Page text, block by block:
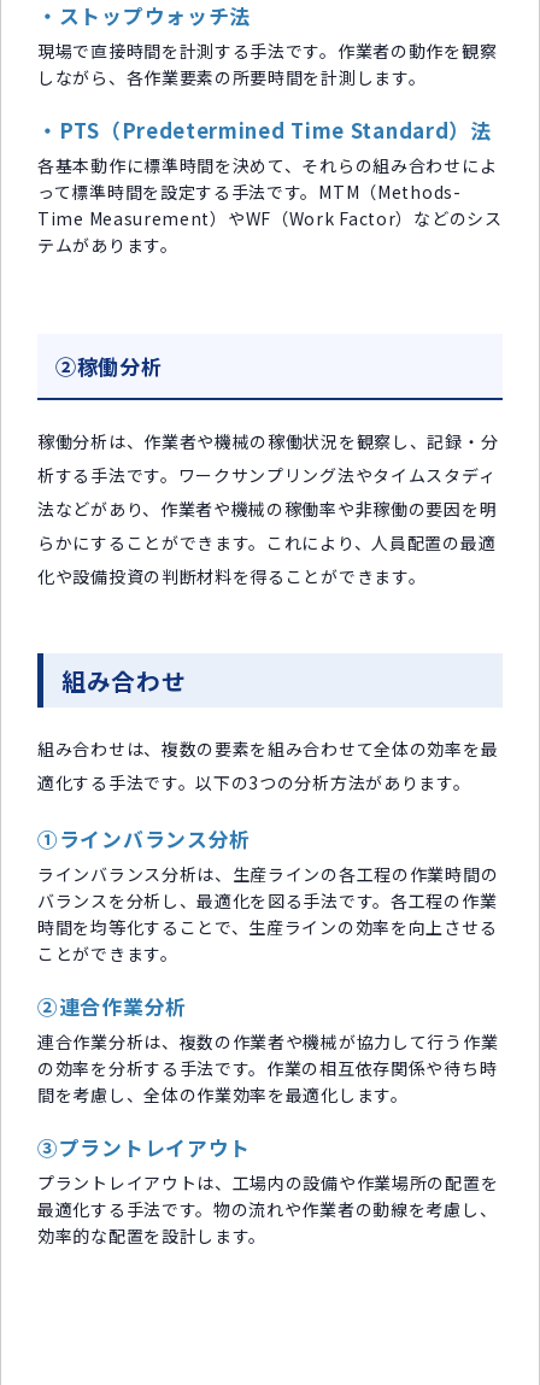
・ストップウォッチ法
現場で直接時間を計測する手法です。作業者の動作を観察
しながら、各作業要素の所要時間を計測します。
・PTS（Predetermined Time Standard）法
各基本動作に標準時間を決めて、それらの組み合わせによ
って標準時間を設定する手法です。MTM（Methods-
Time Measurement）やWF（Work Factor）などのシス
テムがあります。
②稼働分析
稼働分析は、作業者や機械の稼働状況を観察し、記録・分
析する手法です。ワークサンプリング法やタイムスタディ
法などがあり、作業者や機械の稼働率や非稼働の要因を明
らかにすることができます。これにより、人員配置の最適
化や設備投資の判断材料を得ることができます。
組み合わせ
組み合わせは、複数の要素を組み合わせて全体の効率を最
適化する手法です。以下の3つの分析方法があります。
①ラインバランス分析
ラインバランス分析は、生産ラインの各工程の作業時間の
バランスを分析し、最適化を図る手法です。各工程の作業
時間を均等化することで、生産ラインの効率を向上させる
ことができます。
②連合作業分析
連合作業分析は、複数の作業者や機械が協力して行う作業
の効率を分析する手法です。作業の相互依存関係や待ち時
間を考慮し、全体の作業効率を最適化します。
③プラントレイアウト
プラントレイアウトは、工場内の設備や作業場所の配置を
最適化する手法です。物の流れや作業者の動線を考慮し、
効率的な配置を設計します。